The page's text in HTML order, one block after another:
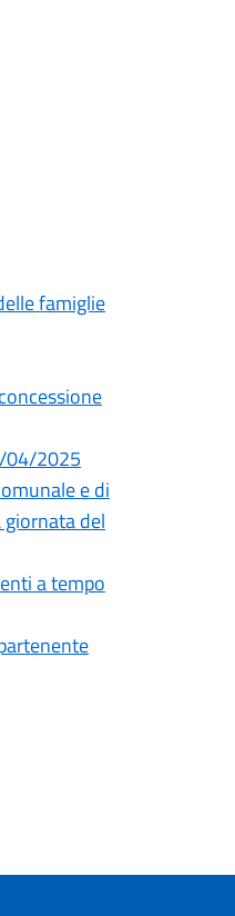
famiglie
04/2025
e di
del
a tempo